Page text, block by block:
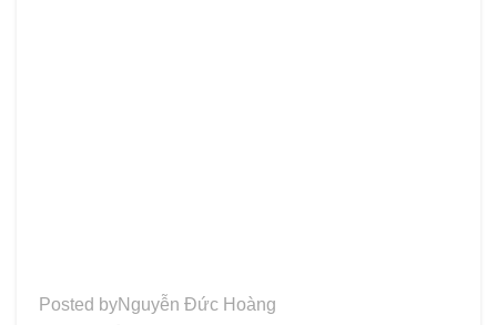
Posted byNguyễn Đức Hoàng